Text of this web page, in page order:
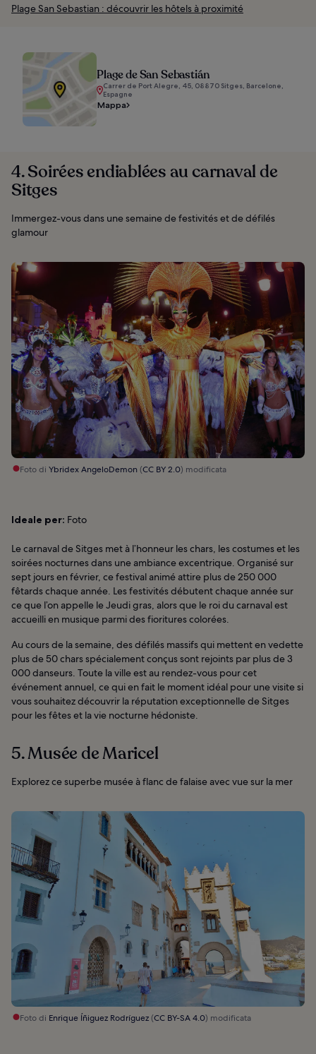
Plage San Sebastian : découvrir les hôtels à proximité
Plage de San Sebastián
Carrer de Port Alegre, 45, 08870 Sitges, Barcelone,
Espagne
Mappa
4. Soirées endiablées au carnaval de
Sitges
Immergez-vous dans une semaine de festivités et de défilés
glamour
Foto di Ybridex AngeloDemon(CC BY 2.0) modificata
Ideale per: Foto
Le carnaval de Sitges met à l’honneur les chars, les costumes et les
soirées nocturnes dans une ambiance excentrique. Organisé sur
sept jours en février, ce festival animé attire plus de 250 000
fêtards chaque année. Les festivités débutent chaque année sur
ce que l’on appelle le Jeudi gras, alors que le roi du carnaval est
accueilli en musique parmi des fioritures colorées.
Au cours de la semaine, des défilés massifs qui mettent en vedette
plus de 50 chars spécialement conçus sont rejoints par plus de 3
000 danseurs. Toute la ville est au rendez-vous pour cet
événement annuel, ce qui en fait le moment idéal pour une visite si
vous souhaitez découvrir la réputation exceptionnelle de Sitges
pour les fêtes et la vie nocturne hédoniste.
5. Musée de Maricel
Explorez ce superbe musée à flanc de falaise avec vue sur la mer
Foto di Enrique Íñiguez Rodríguez(CC BY-SA 4.0) modificata